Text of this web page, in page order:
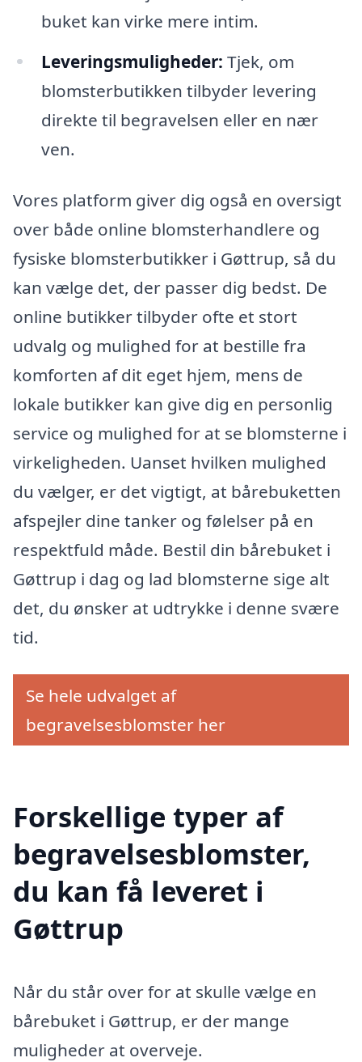
buket kan virke mere intim.
Leveringsmuligheder: Tjek, om
blomsterbutikken tilbyder levering
direkte til begravelsen eller en nær
ven.
Vores platform giver dig også en oversigt
over både online blomsterhandlere og
fysiske blomsterbutikker i Gøttrup, så du
kan vælge det, der passer dig bedst. De
online butikker tilbyder ofte et stort
udvalg og mulighed for at bestille fra
komforten af dit eget hjem, mens de
lokale butikker kan give dig en personlig
service og mulighed for at se blomsterne i
virkeligheden. Uanset hvilken mulighed
du vælger, er det vigtigt, at bårebuketten
afspejler dine tanker og følelser på en
respektfuld måde. Bestil din bårebuket i
Gøttrup i dag og lad blomsterne sige alt
det, du ønsker at udtrykke i denne svære
tid.
Se hele udvalget af
begravelsesblomster her
Forskellige typer af
begravelsesblomster,
du kan få leveret i
Gøttrup
Når du står over for at skulle vælge en
bårebuket i Gøttrup, er der mange
muligheder at overveje.